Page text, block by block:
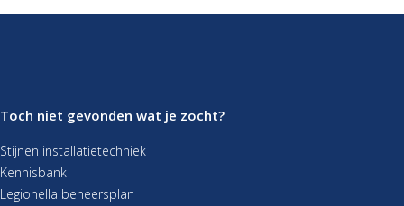
Toch niet gevonden wat je zocht?
Stijnen installatietechniek
Kennisbank
Legionella beheersplan